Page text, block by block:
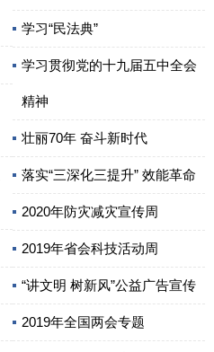
学习“民法典”
学习贯彻党的十九届五中全会
精神
壮丽70年 奋斗新时代
落实“三深化三提升” 效能革命
2020年防灾减灾宣传周
2019年省会科技活动周
“讲文明 树新风”公益广告宣传
2019年全国两会专题